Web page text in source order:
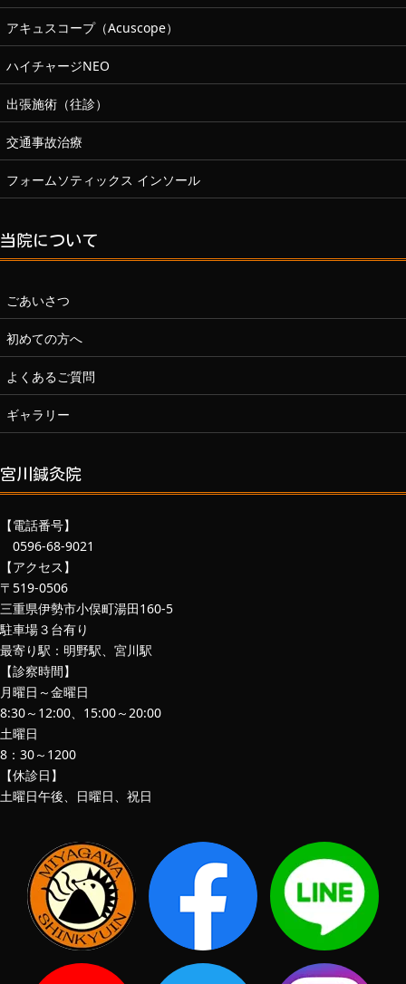
アキュスコープ（Acuscope）
ハイチャージNEO
出張施術（往診）
交通事故治療
フォームソティックス インソール
当院について
ごあいさつ
初めての方へ
よくあるご質問
ギャラリー
宮川鍼灸院
【電話番号】
0596-68-9021
【アクセス】
〒519-0506
三重県伊勢市小俣町湯田160-5
駐車場３台有り
最寄り駅：明野駅、宮川駅
【診察時間】
月曜日～金曜日
8:30～12:00、15:00～20:00
土曜日
8：30～1200
【休診日】
土曜日午後、日曜日、祝日